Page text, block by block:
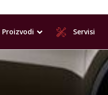
Proizvodi Servisi